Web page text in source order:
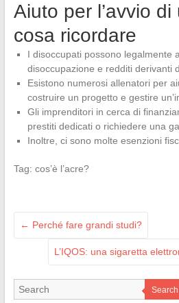
Aiuto per l’avvio di
cosa ricordare
I disoccupati possono legalmente
disoccupazione e redditi derivanti
Esistono numerosi allenatori per
costruire un progetto e gestire
Gli imprenditori in cerca di
prestiti dedicati o richiedere una
Inoltre, ci sono molte esenzioni
Tag: cos’è l’acre?
← Perché fare grandi studi?
L’IQOS: una sigaretta
Search